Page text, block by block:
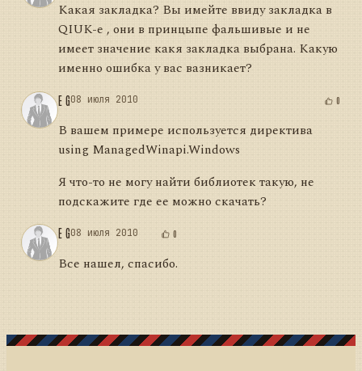
Какая закладка? Вы имейте ввиду закладка в
QIUK-е , они в принцыпе фальшивые и не
имеет значение какя закладка выбрана. Какую
именно ошибка у вас вазникает?
E G08 июля 2010 0
В вашем примере используется директива
using ManagedWinapi.Windows
Я что-то не могу найти библиотек такую, не
подскажите где ее можно скачать?
E G08 июля 2010 0
Все нашел, спасибо.